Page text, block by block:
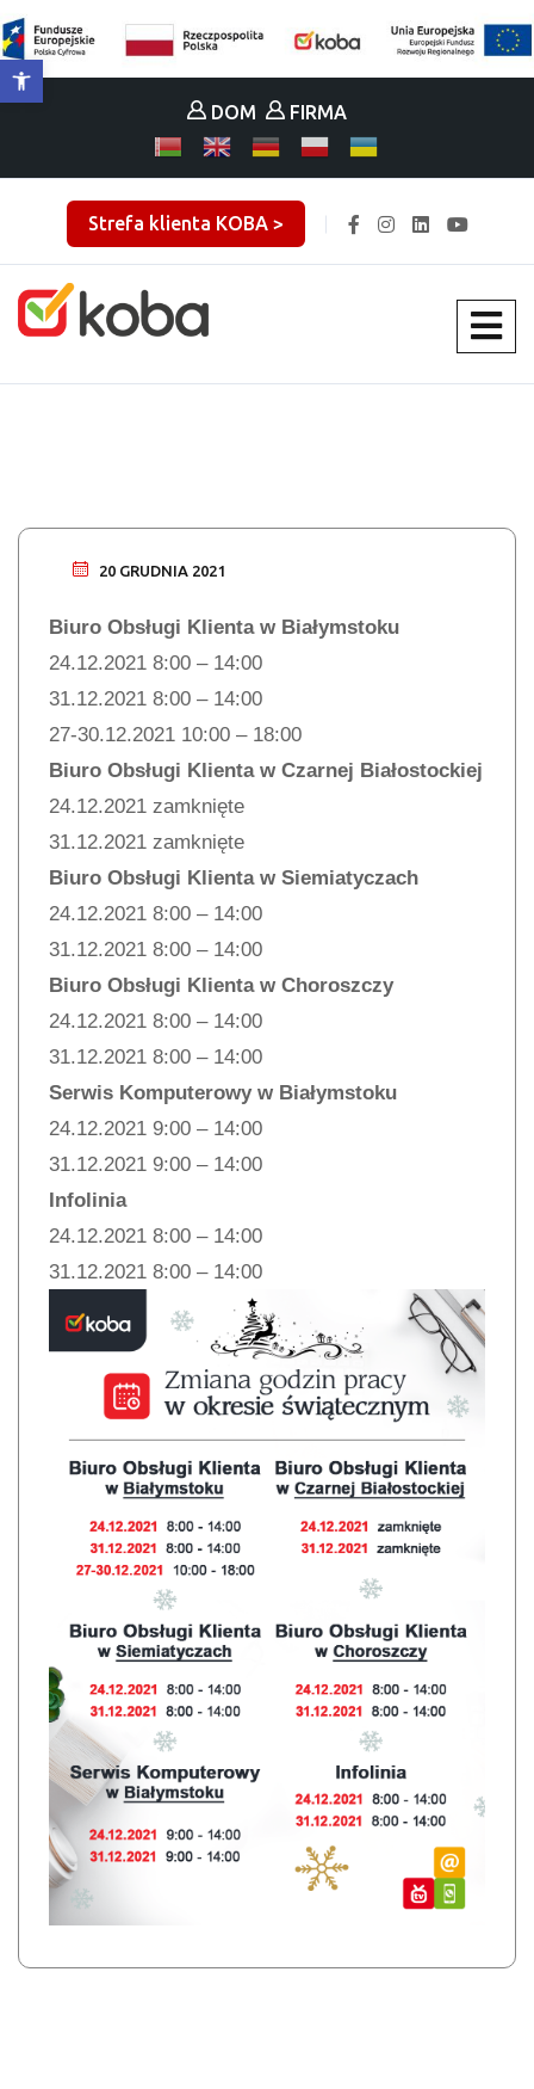
DOM FIRMA
Strefa klienta KOBA >
20 GRUDNIA 2021
Biuro Obsługi Klienta w Białymstoku
24.12.2021 8:00 – 14:00
31.12.2021 8:00 – 14:00
27-30.12.2021 10:00 – 18:00
Biuro Obsługi Klienta w Czarnej Białostockiej
24.12.2021 zamknięte
31.12.2021 zamknięte
Biuro Obsługi Klienta w Siemiatyczach
24.12.2021 8:00 – 14:00
31.12.2021 8:00 – 14:00
Biuro Obsługi Klienta w Choroszczy
24.12.2021 8:00 – 14:00
31.12.2021 8:00 – 14:00
Serwis Komputerowy w Białymstoku
24.12.2021 9:00 – 14:00
31.12.2021 9:00 – 14:00
Infolinia
24.12.2021 8:00 – 14:00
31.12.2021 8:00 – 14:00
Otwórz pasek narzędzi